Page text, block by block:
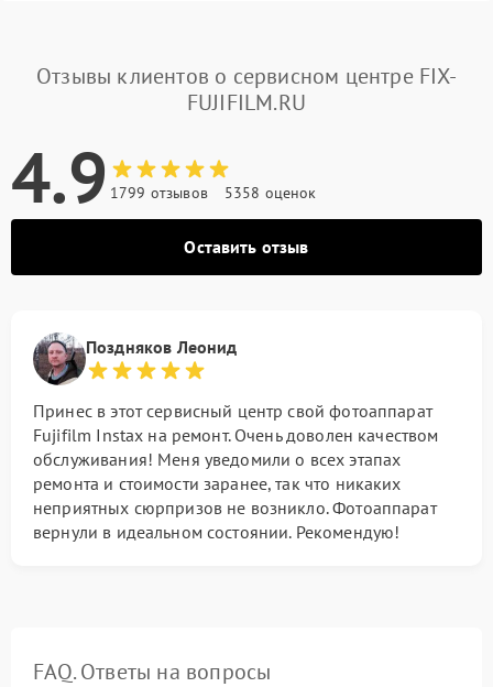
Отзывы клиентов о сервисном центре FIX-
FUJIFILM.RU
4.9 1799 отзывов 5358 оценок
Оставить отзыв
Поздняков Леонид
Принес в этот сервисный центр свой фотоаппарат
Fujifilm Instax на ремонт. Очень доволен качеством
обслуживания! Меня уведомили о всех этапах
ремонта и стоимости заранее, так что никаких
неприятных сюрпризов не возникло. Фотоаппарат
вернули в идеальном состоянии. Рекомендую!
FAQ. Ответы на вопросы